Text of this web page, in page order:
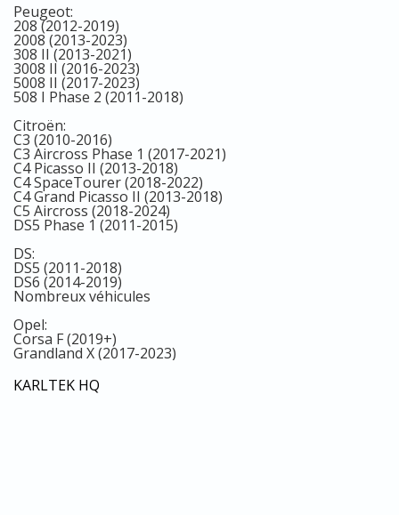
Peugeot:
208 (2012-2019)
2008 (2013-2023)
308 II (2013-2021)
3008 II (2016-2023)
5008 II (2017-2023)
508 I Phase 2 (2011-2018)
Citroën:
C3 (2010-2016)
C3 Aircross Phase 1 (2017-2021)
C4 Picasso II (2013-2018)
C4 SpaceTourer (2018-2022)
C4 Grand Picasso II (2013-2018)
C5 Aircross (2018-2024)
DS5 Phase 1 (2011-2015)
DS:
DS5 (2011-2018)
DS6 (2014-2019)​
Nombreux véhicules
Opel:
Corsa F (2019+)
Grandland X (2017-2023)
KARLTEK HQ